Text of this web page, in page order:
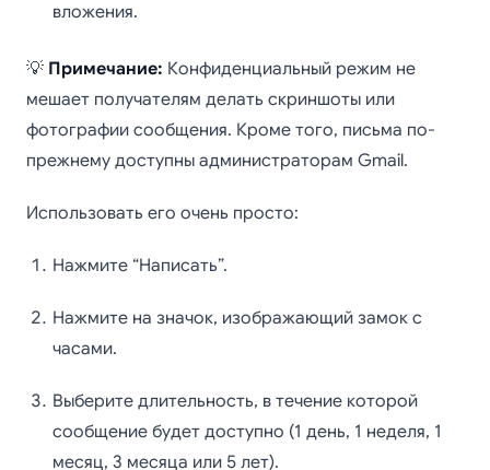
вложения.
💡 Примечание: Конфиденциальный режим не
мешает получателям делать скриншоты или
фотографии сообщения. Кроме того, письма по-
прежнему доступны администраторам Gmail.
Использовать его очень просто:
Нажмите “Написать”.
Нажмите на значок, изображающий замок с
часами.
Выберите длительность, в течение которой
сообщение будет доступно (1 день, 1 неделя, 1
месяц, 3 месяца или 5 лет).